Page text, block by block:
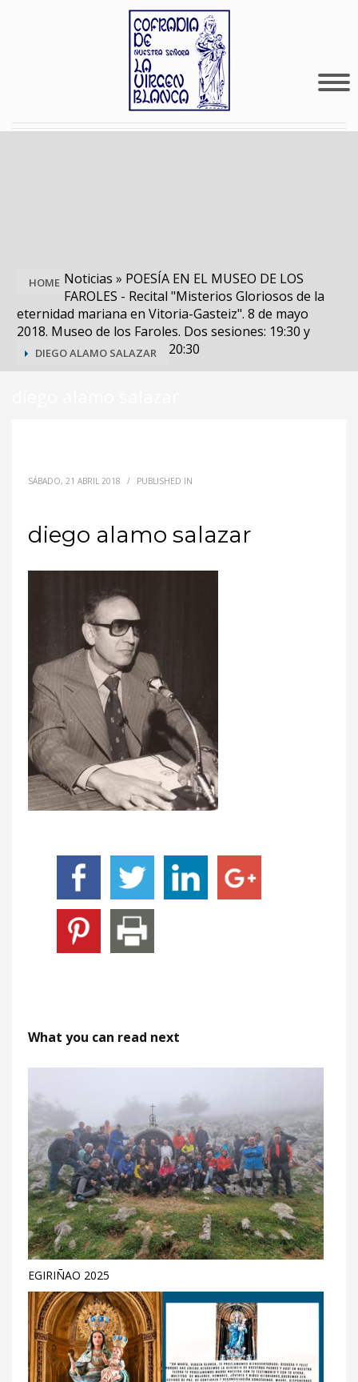
HOME Noticias » POESÍA EN EL MUSEO DE LOS
FAROLES - Recital "Misterios Gloriosos de la
eternidad mariana en Vitoria-Gasteiz". 8 de mayo
2018. Museo de los Faroles. Dos sesiones: 19:30 y
20:30
DIEGO ALAMO SALAZAR
SÁBADO, 21 ABRIL 2018 / PUBLISHED IN
diego alamo salazar
What you can read next
EGIRIÑAO 2025